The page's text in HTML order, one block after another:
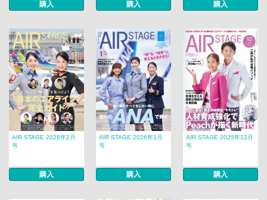
購入 購入 購入
AIR STAGE 2026年2月
号
購入
AIR STAGE 2026年1月
号
購入
AIR STAGE 2025年12月
号
購入